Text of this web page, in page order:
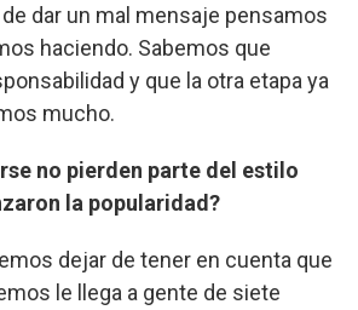
dar un mal mensaje pensamos
haciendo. Sabemos que
y que la otra etapa ya
mucho.
no pierden parte del estilo
la popularidad?
dejar de tener en cuenta que
le llega a gente de siete